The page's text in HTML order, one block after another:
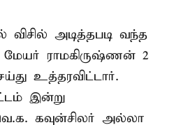
அடித்தபடி வந்த
மேயர் ராமகிருஷ்ணன் 2
உத்தரவிட்டார்.
இன்று
கவுன்சிலர் அல்லா